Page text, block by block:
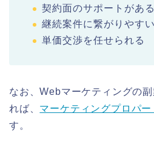
契約面のサポートがあ
継続案件に繋がりやすい
単価交渉を任せられる
なお、Webマーケティングの
れば、 マーケティングプロパ
す。